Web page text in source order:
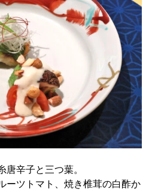
唐辛子と三つ葉。
ーツトマト、焼き椎茸の白酢か